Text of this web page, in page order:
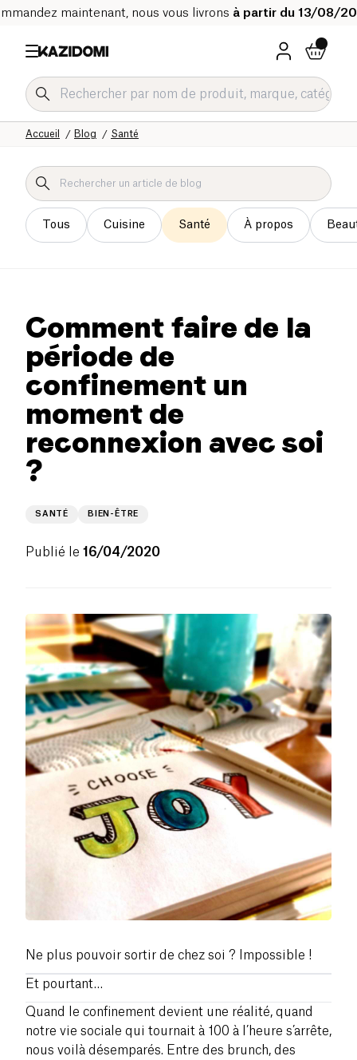
maintenant, nous vous livrons à partir du 13/08/
Santé
Blog
Accueil
Tous Cuisine Santé À propos
Comment faire de la
période de
confinement un
moment de
reconnexion avec soi
?
SANTÉ BIEN-ÊTRE
Publié le 16/04/2020
Ne plus pouvoir sortir de chez soi ? Impossible !
Et pourtant…
Quand le confinement devient une réalité, quand
notre vie sociale qui tournait à 100 à l’heure s’arrête,
nous voilà désemparés. Entre des brunch, des